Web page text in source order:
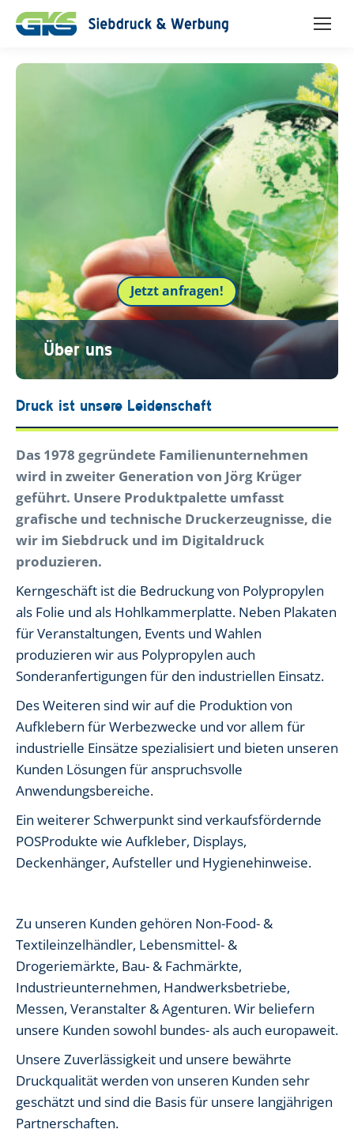
Jetzt anfragen!
Über uns
Druck ist unsere Leidenschaft
Das 1978 gegründete Familienunternehmen
wird in zweiter Generation von Jörg Krüger
geführt. Unsere Produktpalette umfasst
grafische und technische Druckerzeugnisse, die
wir im Siebdruck und im Digitaldruck
produzieren.
Kerngeschäft ist die Bedruckung von Polypropylen
als Folie und als Hohlkammerplatte. Neben Plakaten
für Veranstaltungen, Events und Wahlen
produzieren wir aus Polypropylen auch
Sonderanfertigungen für den industriellen Einsatz.
Des Weiteren sind wir auf die Produktion von
Aufklebern für Werbezwecke und vor allem für
industrielle Einsätze spezialisiert und bieten unseren
Kunden Lösungen für anspruchsvolle
Anwendungsbereiche.
Ein weiterer Schwerpunkt sind verkaufsfördernde
POSProdukte wie Aufkleber, Displays,
Deckenhänger, Aufsteller und Hygienehinweise.
Zu unseren Kunden gehören Non-Food- &
Textileinzelhändler, Lebensmittel- &
Drogeriemärkte, Bau- & Fachmärkte,
Industrieunternehmen, Handwerksbetriebe,
Messen, Veranstalter & Agenturen. Wir beliefern
unsere Kunden sowohl bundes- als auch europaweit.
Unsere Zuverlässigkeit und unsere bewährte
Druckqualität werden von unseren Kunden sehr
geschätzt und sind die Basis für unsere langjährigen
Partnerschaften.